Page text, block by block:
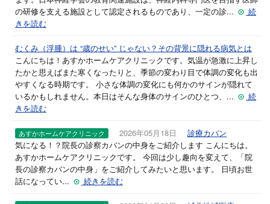
の研修を支える施設として認定されるものであり、一定の診...
続
きを読む
むくみ（浮腫）は “歳のせい” じゃない？その背景に隠れる病気とは
こんにちは！あすかホームケアクリニックです。気温が急激に上昇し
たかと思えばまた寒くなったりと、季節の変わり目で体調の変化も出
やすくなる時期です。 小さな体調の変化にも何かのサインが隠れて
いるかもしれません。本日はそんな身体のサインのひとつ、...
続
きを読む
あすかホームケアクリニック 2026年05月18日
診療カバン
気になる！？院長の診察カバンの中身をご紹介します こんにちは。
あすかホームケアクリニックです。 今回は少し趣向を変えて、「院
長の診察カバンの中身」をご紹介してみたいと思います。 日頃お世
話になってい...
続きを読む